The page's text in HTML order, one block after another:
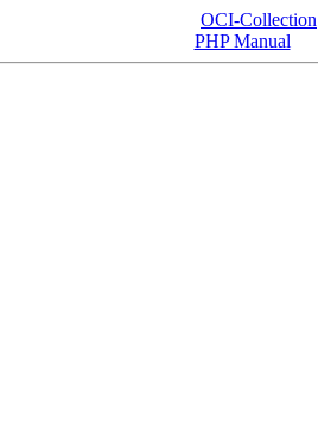
OCI-Collection
PHP Manual